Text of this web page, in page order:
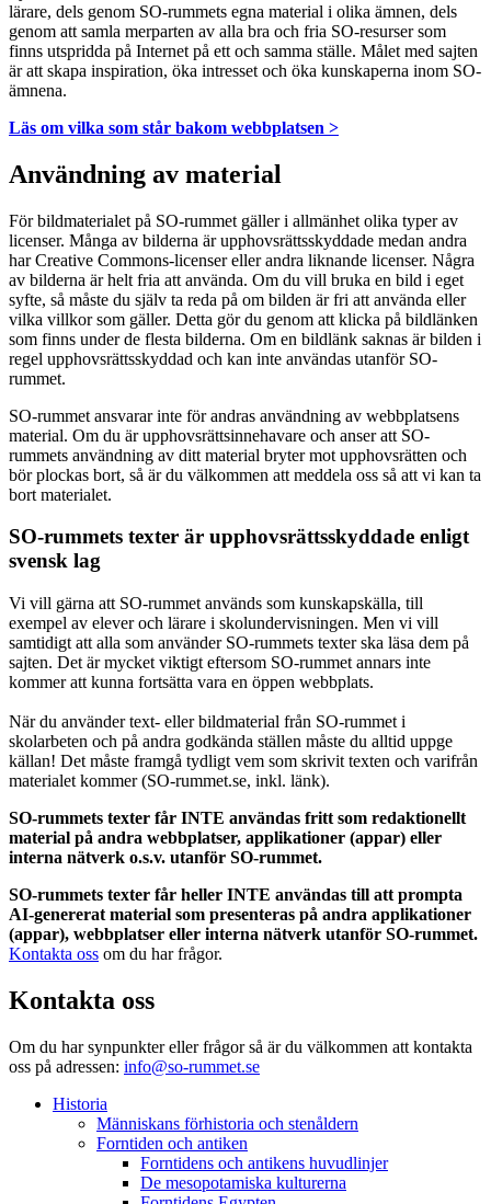
lärare, dels genom SO-rummets egna material i olika ämnen, dels
genom att samla merparten av alla bra och fria SO-resurser som
finns utspridda på Internet på ett och samma ställe. Målet med sajten
är att skapa inspiration, öka intresset och öka kunskaperna inom SO-
ämnena.
Läs om vilka som står bakom webbplatsen >
Användning av material
För bildmaterialet på SO-rummet gäller i allmänhet olika typer av
licenser. Många av bilderna är upphovsrättsskyddade medan andra
har Creative Commons-licenser eller andra liknande licenser. Några
av bilderna är helt fria att använda. Om du vill bruka en bild i eget
syfte, så måste du själv ta reda på om bilden är fri att använda eller
vilka villkor som gäller. Detta gör du genom att klicka på bildlänken
som finns under de flesta bilderna. Om en bildlänk saknas är bilden i
regel upphovsrättsskyddad och kan inte användas utanför SO-
rummet.
SO-rummet ansvarar inte för andras användning av webbplatsens
material. Om du är upphovsrättsinnehavare och anser att SO-
rummets användning av ditt material bryter mot upphovsrätten och
bör plockas bort, så är du välkommen att meddela oss så att vi kan ta
bort materialet.
SO-rummets texter är upphovsrättsskyddade enligt
svensk lag
Vi vill gärna att SO-rummet används som kunskapskälla, till
exempel av elever och lärare i skolundervisningen. Men vi vill
samtidigt att alla som använder SO-rummets texter ska läsa dem på
sajten. Det är mycket viktigt eftersom SO-rummet annars inte
kommer att kunna fortsätta vara en öppen webbplats.
När du använder text- eller bildmaterial från SO-rummet i
skolarbeten och på andra godkända ställen måste du alltid uppge
källan! Det måste framgå tydligt vem som skrivit texten och varifrån
materialet kommer (SO-rummet.se, inkl. länk).
SO-rummets texter får INTE användas fritt som redaktionellt
material på andra webbplatser, applikationer (appar) eller
interna nätverk o.s.v. utanför SO-rummet.
SO-rummets texter får heller INTE användas till att prompta
AI-genererat material som presenteras på andra applikationer
(appar), webbplatser eller interna nätverk utanför SO-rummet.
Kontakta oss om du har frågor.
Kontakta oss
Om du har synpunkter eller frågor så är du välkommen att kontakta
oss på adressen: info@so-rummet.se
Historia
Människans förhistoria och stenåldern
Forntiden och antiken
Forntidens och antikens huvudlinjer
De mesopotamiska kulturerna